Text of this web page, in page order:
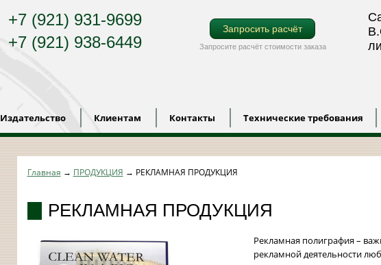
+7 (921) 931-9699
+7 (921) 938-6449
Запросить расчёт
Запросите расчёт стоимости заказа
Издательство Клиентам Контакты Технические требования
Главная → ПРОДУКЦИЯ → РЕКЛАМНАЯ ПРОДУКЦИЯ
РЕКЛАМНАЯ ПРОДУКЦИЯ
Рекламная полиграфия –
рекламной деятельности